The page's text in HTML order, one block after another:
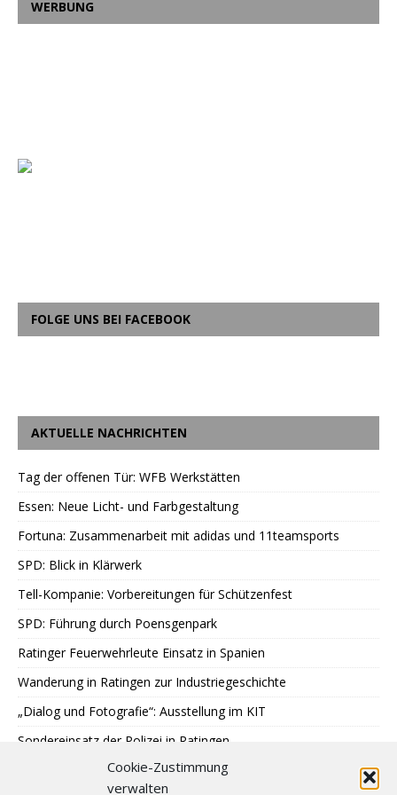
Cookie-Zustimmung
verwalten
WERBUNG
FOLGE UNS BEI FACEBOOK
AKTUELLE NACHRICHTEN
Tag der offenen Tür: WFB Werkstätten
Essen: Neue Licht- und Farbgestaltung
Fortuna: Zusammenarbeit mit adidas und 11teamsports
SPD: Blick in Klärwerk
Tell-Kompanie: Vorbereitungen für Schützenfest
SPD: Führung durch Poensgenpark
Ratinger Feuerwehrleute Einsatz in Spanien
Wanderung in Ratingen zur Industriegeschichte
„Dialog und Fotografie“: Ausstellung im KIT
Sondereinsatz der Polizei in Ratingen
Erstes Urteil gegen Betrügerbande